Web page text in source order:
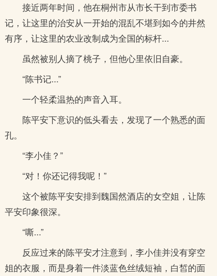
接近两年时间，他在桐州市从市长干到市委书
记，让这里的治安从一开始的混乱不堪到如今的井然
有序，让这里的农业改制成为全国的标杆...
虽然被别人摘了桃子，但他心里依旧自豪。
“陈书记...”
一个轻柔温热的声音入耳。
陈平安下意识的低头看去，发现了一个熟悉的面
孔。
“李小佳？”
“对！你还记得我呢！”
这个被陈平安安排到魏国然酒店的女空姐，让陈
平安印象很深。
“嘶...”
反应过来的陈平安才注意到，李小佳并没有穿空
姐的衣服，而是身着一件淡蓝色丝绒短袖，白皙的面